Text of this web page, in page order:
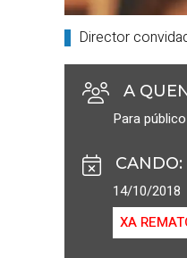
Director
A
Para
CANDO:
14/10/2018
XA